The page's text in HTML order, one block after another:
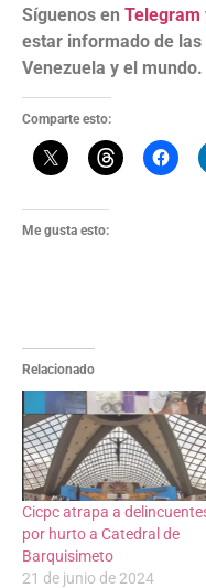
Síguenos en Telegram
estar informado de
Venezuela y el mundo.
Comparte esto:
Me gusta esto:
Relacionado
Cicpc atrapa a
por hurto a Catedral de
Barquisimeto
21 de junio de 2024